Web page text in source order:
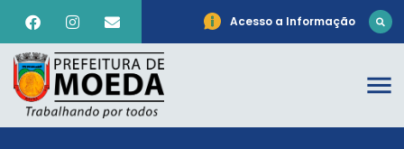
Acesso a Informação